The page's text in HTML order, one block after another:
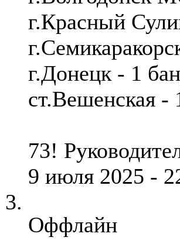
г.Красный
г.Донецк - 1
ст.Вешенская
73!
9 июля 2025 -
Оффлайн